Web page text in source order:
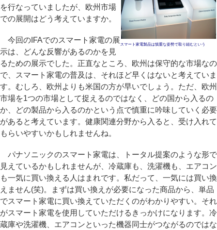
スマート家電製品は慎重な姿勢で取り組むという
を行なっていましたが、欧州市場
での展開はどう考えていますか。
今回のIFAでのスマート家電の展
示は、どんな反響があるのかを見
るための展示でした。正直なところ、欧州は保守的な市場なの
で、スマート家電の普及は、それほど早くはないと考えていま
す。むしろ、欧州よりも米国の方が早いでしょう。ただ、欧州
市場を1つの市場として捉えるのではなく、どの国から入るの
か、どの製品から入るのかという点で慎重に吟味していく必要
があると考えています。健康関連分野から入ると、受け入れて
もらいやすいかもしれませんね。
パナソニックのスマート家電は、トータル提案のような形で
見えているかもしれませんが、冷蔵庫も、洗濯機も、エアコン
も一気に買い換える人はまれです。私だって、一気には買い換
えません(笑)。まずは買い換えが必要になった商品から、単品
でスマート家電に買い換えていただくのがわかりやすい。それ
がスマート家電を使用していただけるきっかけになります。冷
蔵庫や洗濯機、エアコンといった機器同士がつながるのではな